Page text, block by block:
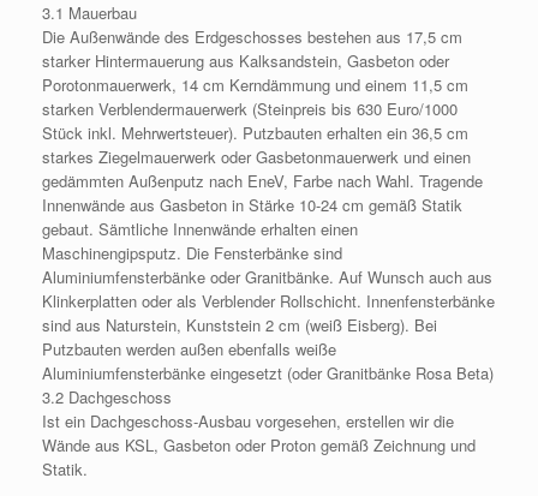
3.1 Mauerbau
Die Außenwände des Erdgeschosses bestehen aus 17,5 cm
starker Hintermauerung aus Kalksandstein, Gasbeton oder
Porotonmauerwerk, 14 cm Kerndämmung und einem 11,5 cm
starken Verblendermauerwerk (Steinpreis bis 630 Euro/1000
Stück inkl. Mehrwertsteuer). Putzbauten erhalten ein 36,5 cm
starkes Ziegelmauerwerk oder Gasbetonmauerwerk und einen
gedämmten Außenputz nach EneV, Farbe nach Wahl. Tragende
Innenwände aus Gasbeton in Stärke 10-24 cm gemäß Statik
gebaut. Sämtliche Innenwände erhalten einen
Maschinengipsputz. Die Fensterbänke sind
Aluminiumfensterbänke oder Granitbänke. Auf Wunsch auch aus
Klinkerplatten oder als Verblender Rollschicht. Innenfensterbänke
sind aus Naturstein, Kunststein 2 cm (weiß Eisberg). Bei
Putzbauten werden außen ebenfalls weiße
Aluminiumfensterbänke eingesetzt (oder Granitbänke Rosa Beta)
3.2 Dachgeschoss
Ist ein Dachgeschoss-Ausbau vorgesehen, erstellen wir die
Wände aus KSL, Gasbeton oder Proton gemäß Zeichnung und
Statik.